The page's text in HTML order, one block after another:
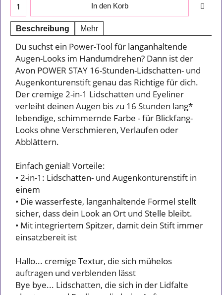
In den Korb
Beschreibung Mehr
Du suchst ein Power-Tool für langanhaltende
Augen-Looks im Handumdrehen? Dann ist der
Avon POWER STAY 16-Stunden-Lidschatten- und
Augenkonturenstift genau das Richtige für dich.
Der cremige 2-in-1 Lidschatten und Eyeliner
verleiht deinen Augen bis zu 16 Stunden lang*
lebendige, schimmernde Farbe - für Blickfang-
Looks ohne Verschmieren, Verlaufen oder
Abblättern.
Einfach genial! Vorteile:
• 2-in-1: Lidschatten- und Augenkonturenstift in
einem
• Die wasserfeste, langanhaltende Formel stellt
sicher, dass dein Look an Ort und Stelle bleibt.
• Mit integriertem Spitzer, damit dein Stift immer
einsatzbereit ist
Hallo... cremige Textur, die sich mühelos
auftragen und verblenden lässt
Bye bye... Lidschatten, die sich in der Lidfalte